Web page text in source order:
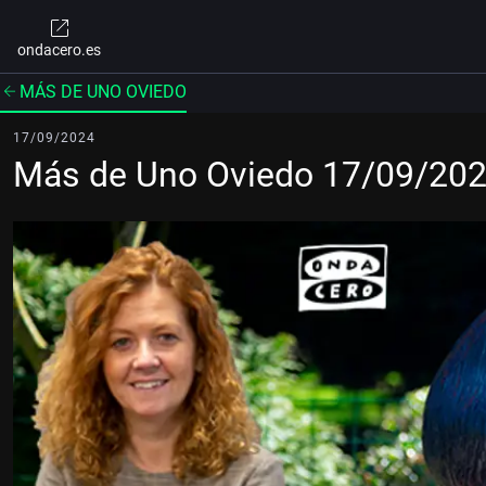
ondacero.es
MÁS DE UNO OVIEDO
17/09/2024
Más de Uno Oviedo 17/09/